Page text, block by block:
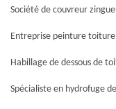
Société de couvreur
Entreprise peinture
Habillage de dessous de
Spécialiste en hydrofuge